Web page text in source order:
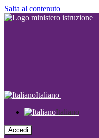
Salta al contenuto
Italiano
Italiano
Accedi